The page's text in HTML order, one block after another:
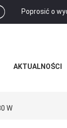
Poprosić o
AKTUALNOŚCI
W